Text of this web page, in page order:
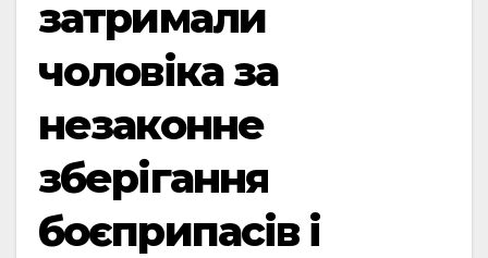
затримали
чоловіка за
незаконне
зберігання
боєприпасів і